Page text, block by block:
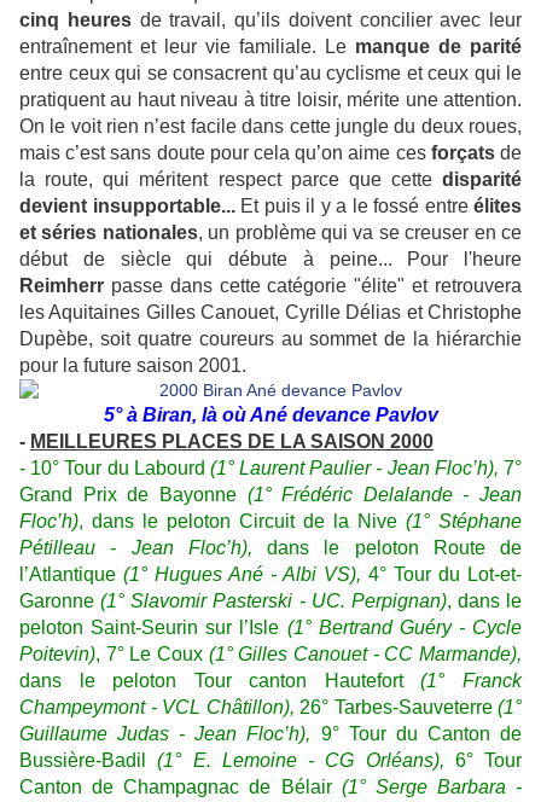
cinq heuresde travail, qu’ils doivent concilier avec leur
entraînement et leur vie familiale. Le manque de parité
entre ceux qui se consacrent qu’au cyclisme et ceux qui le
pratiquent au haut niveau à titre loisir, mérite une attention.
On le voit rien n’est facile dans cette jungle du deux roues,
mais c’est sans doute pour cela qu’on aime ces forçatsde
la route, qui méritent respect parce que cette disparité
devient insupportable...Et puis il y a le fossé entreélites
et séries nationales, un problème qui va se creuser en ce
début de siècle qui débute à peine... Pour l'heure
Reimherr passe dans cette catégorie "élite" et retrouvera
les Aquitaines Gilles Canouet, Cyrille Délias et Christophe
Dupèbe, soit quatre coureurs au sommet de la hiérarchie
pour la future saison 2001.
5° à Biran, là où Ané devance Pavlov
- MEILLEURES PLACES DE LA SAISON 2000
- 10° Tour du Labourd (1° Laurent Paulier - Jean Floc’h), 7°
Grand Prix de Bayonne (1° Frédéric Delalande - Jean
Floc’h), dans le peloton Circuit de la Nive (1° Stéphane
Pétilleau - Jean Floc’h), dans le peloton Route de
l’Atlantique (1° Hugues Ané - Albi VS), 4° Tour du Lot-et-
Garonne(1° Slavomir Pasterski - UC. Perpignan), dans le
peloton Saint-Seurin sur l’Isle (1° Bertrand Guéry - Cycle
Poitevin), 7° Le Coux (1° Gilles Canouet - CC Marmande),
dans le peloton Tour canton Hautefort(1° Franck
Champeymont - VCL Châtillon), 26° Tarbes-Sauveterre (1°
Guillaume Judas - Jean Floc’h), 9° Tour du Canton de
Bussière-Badil(1° E. Lemoine - CG Orléans), 6° Tour
Canton de Champagnac de Bélair (1° Serge Barbara -